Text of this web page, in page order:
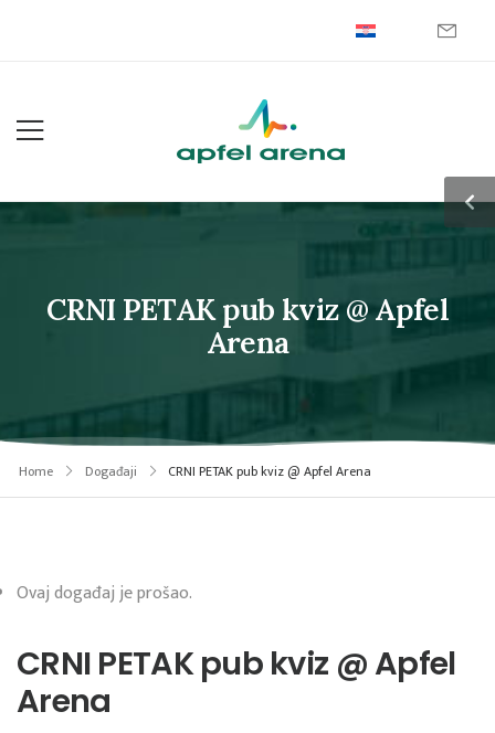
CRNI PETAK pub kviz @ Apfel
Arena
Home Događaji CRNI PETAK pub kviz @ Apfel Arena
Ovaj događaj je prošao.
CRNI PETAK pub kviz @ Apfel
Arena